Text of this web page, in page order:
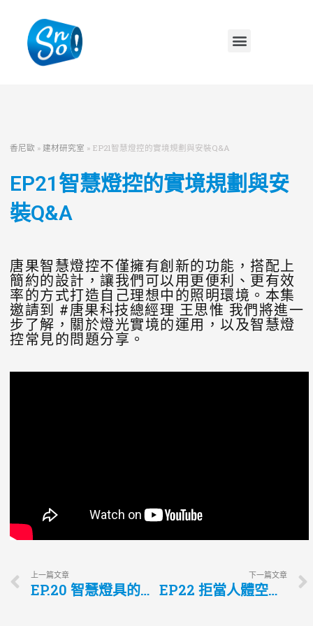
香尼歐 » 建材研究室 » EP21智慧燈控的實境規劃與安裝Q&A
EP21智慧燈控的實境規劃與安
裝Q&A
唐果智慧燈控不僅擁有創新的功能，搭配上
簡約的設計，讓我們可以用更便利、更有效
率的方式打造自己理想中的照明環境。本集
邀請到 #唐果科技總經理 王思惟 我們將進一
步了解，關於燈光實境的運用，以及智慧燈
控常見的問題分享。
上一篇文章
EP.20 智慧燈具的五大創新 室內設計師一定要知道的全系列照明方案
下一篇文章
EP22 拒當人體空氣清淨機!打造健康居家環境